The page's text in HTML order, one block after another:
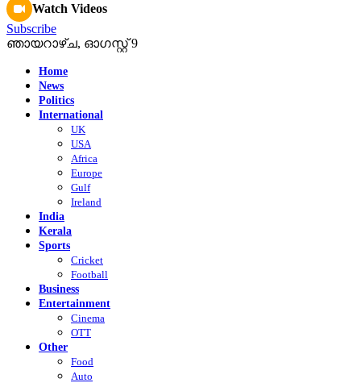
Watch Videos
Subscribe
ഞായറാഴ്‌ച, ഓഗസ്റ്റ്‌ 9
Home
News
Politics
International
UK
USA
Africa
Europe
Gulf
Ireland
India
Kerala
Sports
Cricket
Football
Business
Entertainment
Cinema
OTT
Other
Food
Auto